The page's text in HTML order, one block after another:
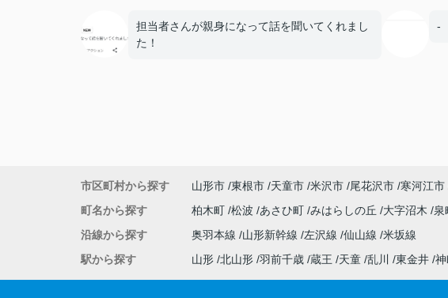
担当者さんが親身になって話を聞いてくれまし
た！
-
市区町村から探す 山形市 東根市 天童市 米沢市 尾花沢市 寒河江市
町名から探す
柏木町 松波 あさひ町 みはらしの丘 大字沼木 泉
沿線から探す
奥羽本線 山形新幹線 左沢線 仙山線 米坂線
駅から探す
山形 北山形 羽前千歳 蔵王 天童 乱川 東金井